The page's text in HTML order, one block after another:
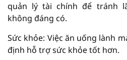
quản lý tài chính để tránh
không đáng có.
Sức khỏe: Việc ăn uống lành
định hỗ trợ sức khỏe tốt hơn.